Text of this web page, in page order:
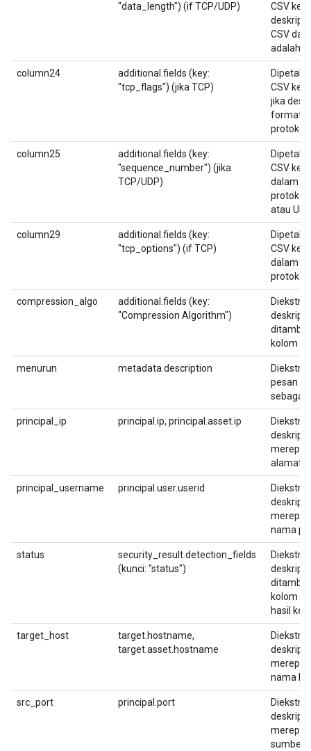
"data_length") (if TCP/UDP)
CSV
CSV
adalah
column24
additional.fields (key:
"tcp_flags") (jika TCP)
CSV
jika
format
column25
additional.fields (key:
"sequence_number") (jika
TCP/UDP)
CSV ke-
dalam
atau
column29
additional.fields (key:
"tcp_options") (if TCP)
CSV ke-
dalam
compression_algo
additional.fields (key:
"Compression Algorithm")
kolom
menurun metadata.description
pesan
sebagai
principal_ip principal.ip, principal.asset.ip
alamat
principal_username principal.user.userid
nama
status
security_result.detection_fields
(kunci: "status")
kolom
hasil
target_host
target.hostname,
target.asset.hostname
nama
src_port principal.port
sumber.